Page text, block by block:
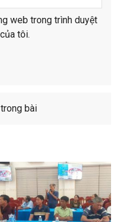
web trong trình duyệt
tôi.
bài